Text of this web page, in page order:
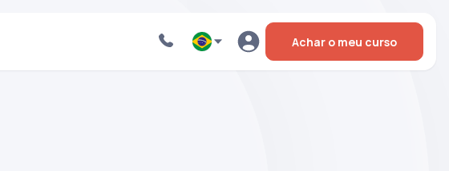
Achar o meu curso